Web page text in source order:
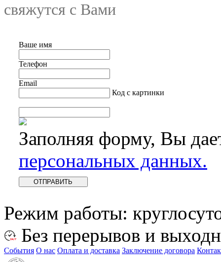
свяжутся с Вами
Ваше имя
Телефон
Email
Код с картинки
Заполняя форму, Вы
персональных данных.
Режим работы:
Без перерывов и
События О нас Оплата и доставка Заключение договора